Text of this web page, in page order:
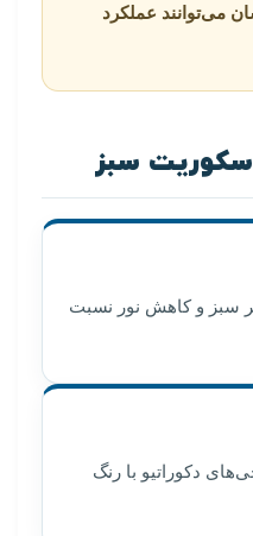
می‌توانند عملکرد
سبز
سبز و کاهش نور نسبت
دکوراتیو با رنگ